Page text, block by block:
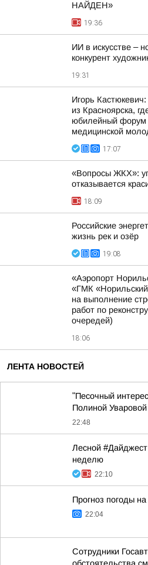
НАЙДЕН»
19:36
ИИ в искусстве –
конкурент
19:31
Игорь
из Красноярска,
юбилейный форум
медицинской
17:07
«Вопросы ЖКХ»:
отказывается
18:09
Российские
жизнь рек и озёр
19:08
«Аэропорт
«ГМК
на выполнение
работ по
очередей)
18:06
ЛЕНТА НОВОСТЕЙ
"Песочный
Полиной
22:48
Лесной
неделю
22:10
Прогноз погоды на
22:04
Сотрудники